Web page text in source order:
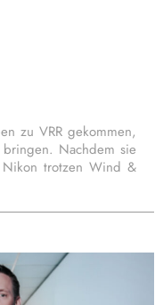
zu VRR gekommen,
Nachdem sie
trotzen Wind &